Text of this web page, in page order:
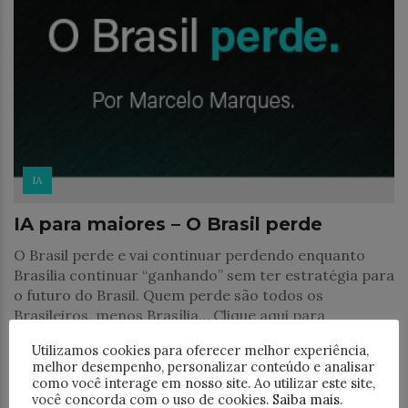
IA
IA para maiores – O Brasil perde
O Brasil perde e vai continuar perdendo enquanto
Brasília continuar “ganhando” sem ter estratégia para
o futuro do Brasil. Quem perde são todos os
Brasileiros, menos Brasília… Clique aqui para
PESQUISAR
Utilizamos cookies para oferecer melhor experiência,
melhor desempenho, personalizar conteúdo e analisar
como você interage em nosso site. Ao utilizar este site,
você concorda com o uso de cookies. Saiba mais.